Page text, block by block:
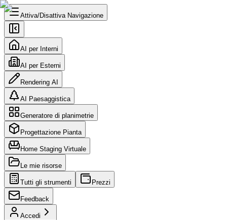
Attiva/Disattiva Navigazione
AI per Interni
AI per Esterni
Rendering AI
AI Paesaggistica
Generatore di planimetrie
Progettazione Pianta
Home Staging Virtuale
Le mie risorse
Tutti gli strumenti Prezzi
Feedback
Accedi